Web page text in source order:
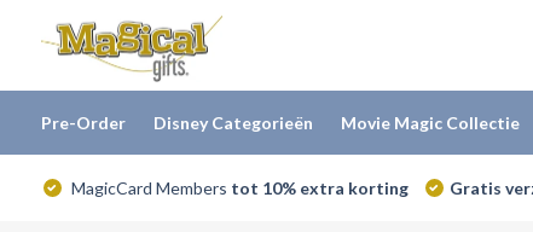
Pre-Order Disney Categorieën Movie Magic Collectie
MagicCard Members tot 10% extra korting Gratis